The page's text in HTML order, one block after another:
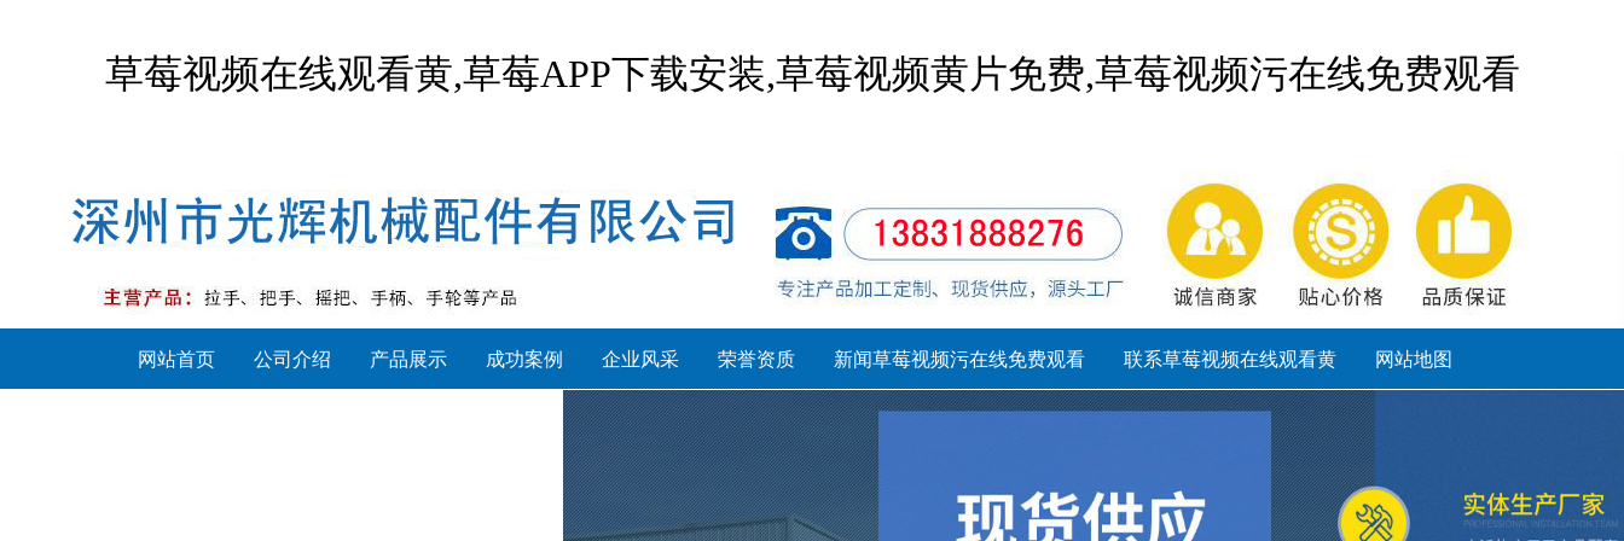
草莓视频在线观看黄,草莓APP下载安装,草莓视频黄片免费,草莓视频污在线免费观看
网站首页 公司介绍 产品展示 成功案例 企业风采 荣誉资质 新闻草莓视频污在线免费观看 联系草莓视频在线观看黄 网站地图
sitemap.html
sitemap.xml